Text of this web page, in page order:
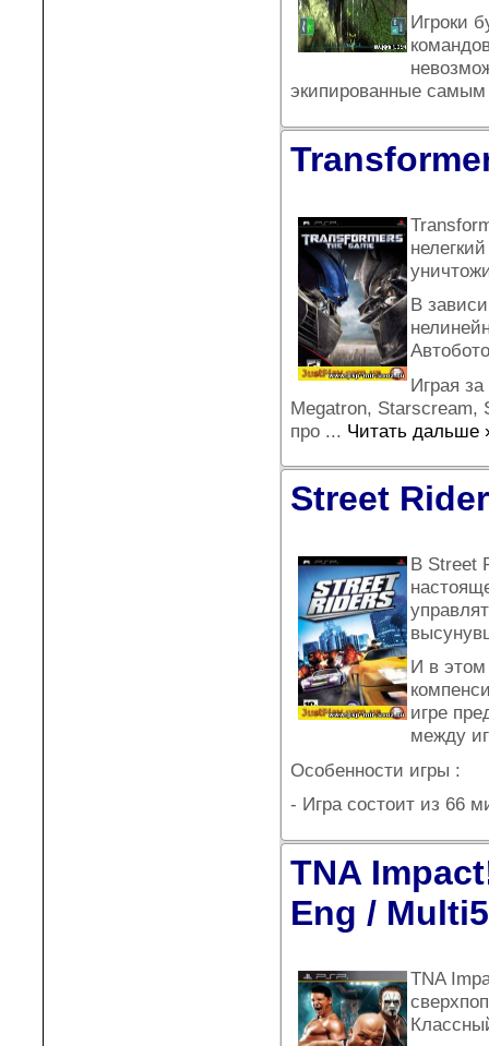
Игроки
экипированные
В
Играя
Megatron,
про ... Читать дальше
Street
В Street
И в
игре
между
Особенности игры :
- Игра состоит из 66
TNA
Eng /
TNA